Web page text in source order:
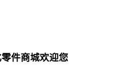
件商城欢迎您